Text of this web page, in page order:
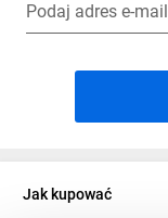
Podaj adres e-mail
Jak kupować